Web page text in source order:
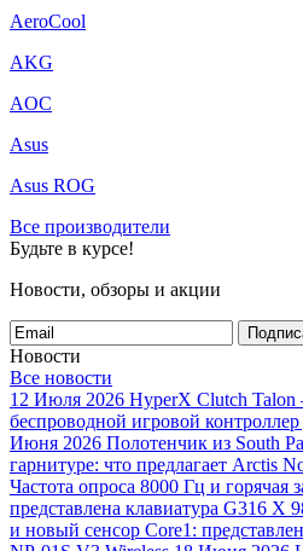
AeroCool
AKG
AOC
Asus
Asus ROG
Все производители
Будьте в курсе!
Новости, обзоры и акции
Новости
Все новости
12 Июля 2026 HyperX Clutch Talon
беспроводной игровой
Июня 2026 Полотенчик из South
гарнитуре: что предлагает Arctis
Частота опроса 8000 Гц и горячая
представлена клавиатура G316 X
и новый сенсор Core1: